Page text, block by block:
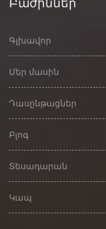
Գլխավոր
Մեր մասին
Դասընթացներ
Բլոգ
Տեսադարան
Կապ